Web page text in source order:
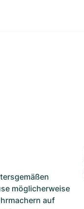
möglicherweise
auf